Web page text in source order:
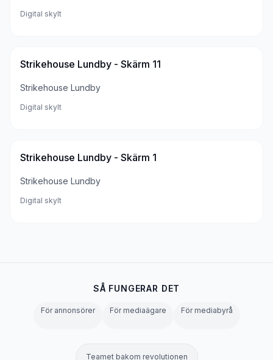
Digital skylt
Strikehouse Lundby - Skärm 11
Strikehouse Lundby
Digital skylt
Strikehouse Lundby - Skärm 1
Strikehouse Lundby
Digital skylt
SÅ FUNGERAR DET
För annonsörer För mediaägare För mediabyrå
Teamet bakom revolutionen